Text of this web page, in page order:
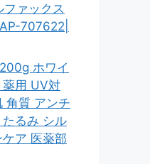
ファックス
707622|
ホワイ
薬用 UV対
角質 アンチ
るみ シル
ア 医薬部